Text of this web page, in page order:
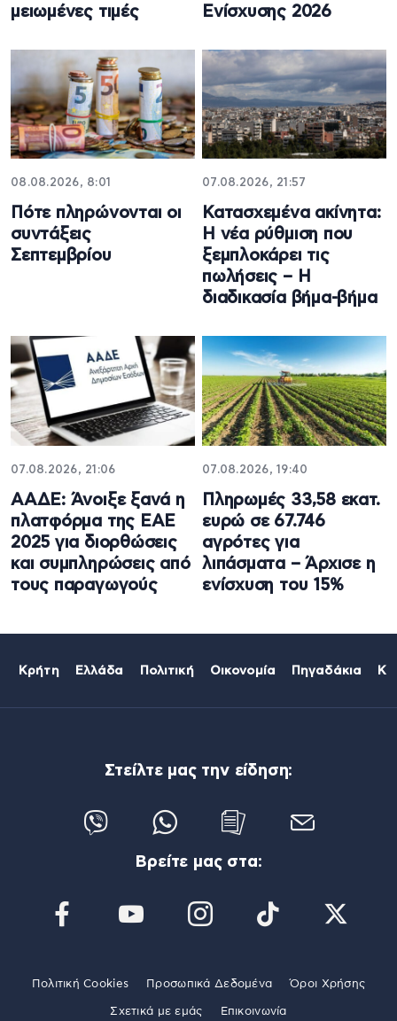
μειωμένες τιμές
Ενίσχυσης 2026
08.08.2026, 8:01
Πότε πληρώνονται οι
συντάξεις
Σεπτεμβρίου
07.08.2026, 21:57
Κατασχεμένα ακίνητα:
Η νέα ρύθμιση που
ξεμπλοκάρει τις
πωλήσεις – Η
διαδικασία βήμα-βήμα
07.08.2026, 21:06
ΑΑΔΕ: Άνοιξε ξανά η
πλατφόρμα της ΕΑΕ
2025 για διορθώσεις
και συμπληρώσεις από
τους παραγωγούς
07.08.2026, 19:40
Πληρωμές 33,58 εκατ.
ευρώ σε 67.746
αγρότες για
λιπάσματα – Άρχισε η
ενίσχυση του 15%
Κρήτη Ελλάδα Πολιτική Οικονομία Πηγαδάκια
Στείλτε μας την είδηση:
Βρείτε μας στα:
Πολιτική Cookies Προσωπικά Δεδομένα Όροι Χρήσης
Σχετικά με εμάς Επικοινωνία